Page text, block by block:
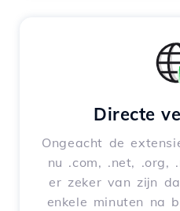
Directe
Ongeacht de
nu .com, .net, .org,
er zeker van zijn
enkele minuten na